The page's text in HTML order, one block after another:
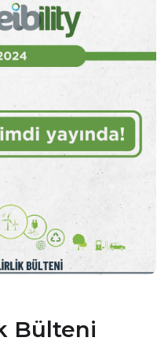
Bülteni